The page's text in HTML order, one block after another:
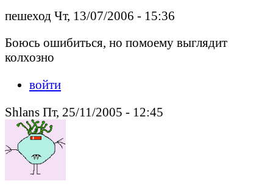
пешеход Чт, 13/07/2006 - 15:36
Боюсь ошибиться, но помоему выглядит
колхозно
войти
Shlans Пт, 25/11/2005 - 12:45